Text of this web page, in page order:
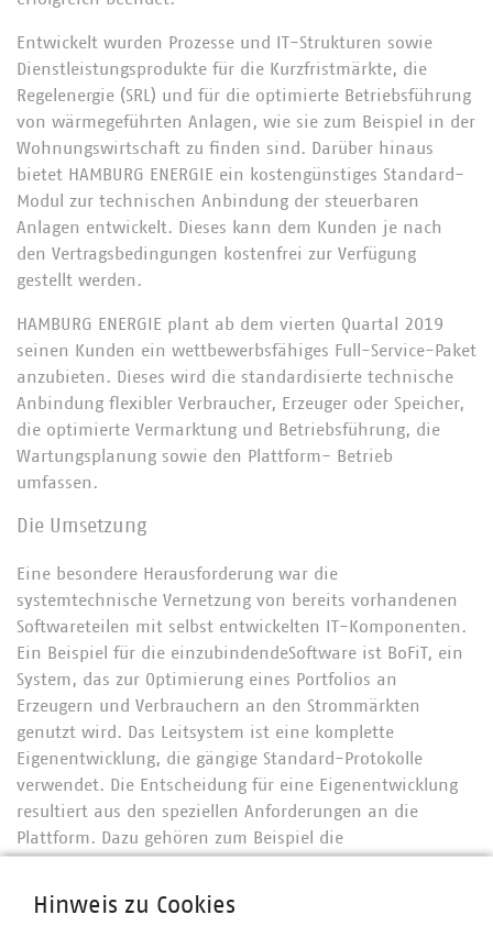
Entwickelt wurden Prozesse und IT-Strukturen sowie
Dienstleistungsprodukte für die Kurzfristmärkte, die
Regelenergie (SRL) und für die optimierte Betriebsführung
von wärmegeführten Anlagen, wie sie zum Beispiel in der
Wohnungswirtschaft zu finden sind. Darüber hinaus
bietet HAMBURG ENERGIE ein kostengünstiges Standard-
Modul zur technischen Anbindung der steuerbaren
Anlagen entwickelt. Dieses kann dem Kunden je nach
den Vertragsbedingungen kostenfrei zur Verfügung
gestellt werden.
HAMBURG ENERGIE plant ab dem vierten Quartal 2019
seinen Kunden ein wettbewerbsfähiges Full-Service-Paket
anzubieten. Dieses wird die standardisierte technische
Anbindung flexibler Verbraucher, Erzeuger oder Speicher,
die optimierte Vermarktung und Betriebsführung, die
Wartungsplanung sowie den Plattform- Betrieb
umfassen.
Die Umsetzung
Eine besondere Herausforderung war die
systemtechnische Vernetzung von bereits vorhandenen
Softwareteilen mit selbst entwickelten IT-Komponenten.
Ein Beispiel für die einzubindendeSoftware ist BoFiT, ein
System, das zur Optimierung eines Portfolios an
Erzeugern und Verbrauchern an den Strommärkten
genutzt wird. Das Leitsystem ist eine komplette
Eigenentwicklung, die gängige Standard-Protokolle
verwendet. Die Entscheidung für eine Eigenentwicklung
resultiert aus den speziellen Anforderungen an die
Plattform. Dazu gehören zum Beispiel die
Services, die Vermarktung von eigenen Anlagen und
Hinweis zu Cookies